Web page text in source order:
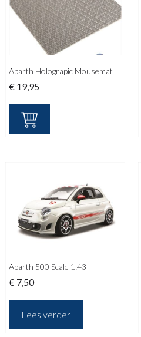
Abarth Holograpic Mousemat
€ 19,95
Abarth 500 Scale 1:43
€ 7,50
Lees verder